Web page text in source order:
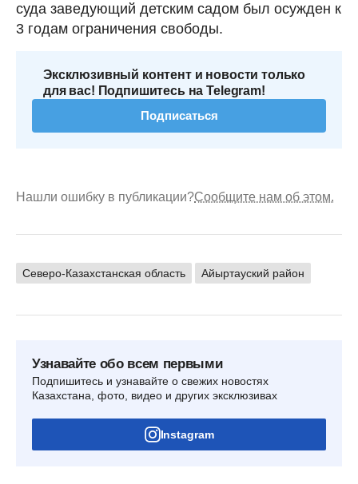
суда заведующий детским садом был осужден к
3 годам ограничения свободы.
Эксклюзивный контент и новости только
для вас! Подпишитесь на Telegram!
Подписаться
Нашли ошибку в публикации?Сообщите нам об этом.
Северо-Казахстанская область Айыртауский район
Узнавайте обо всем первыми
Подпишитесь и узнавайте о свежих новостях
Казахстана, фото, видео и других эксклюзивах
Instagram